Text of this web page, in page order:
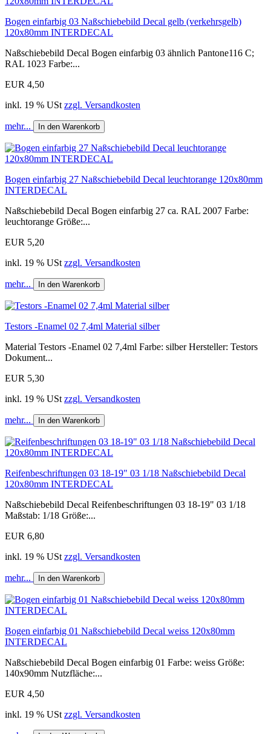
Bogen einfarbig 03 Naßschiebebild Decal gelb (verkehrsgelb)
120x80mm INTERDECAL
Naßschiebebild Decal Bogen einfarbig 03 ähnlich Pantone116 C;
RAL 1023 Farbe:...
EUR 4,50
inkl. 19 % USt zzgl. Versandkosten
mehr... In den Warenkorb
Bogen einfarbig 27 Naßschiebebild Decal leuchtorange 120x80mm
INTERDECAL
Naßschiebebild Decal Bogen einfarbig 27 ca. RAL 2007 Farbe:
leuchtorange Größe:...
EUR 5,20
inkl. 19 % USt zzgl. Versandkosten
mehr... In den Warenkorb
Testors -Enamel 02 7,4ml Material silber
Material Testors -Enamel 02 7,4ml Farbe: silber Hersteller: Testors
Dokument...
EUR 5,30
inkl. 19 % USt zzgl. Versandkosten
mehr... In den Warenkorb
Reifenbeschriftungen 03 18-19" 03 1/18 Naßschiebebild Decal
120x80mm INTERDECAL
Naßschiebebild Decal Reifenbeschriftungen 03 18-19" 03 1/18
Maßstab: 1/18 Größe:...
EUR 6,80
inkl. 19 % USt zzgl. Versandkosten
mehr... In den Warenkorb
Bogen einfarbig 01 Naßschiebebild Decal weiss 120x80mm
INTERDECAL
Naßschiebebild Decal Bogen einfarbig 01 Farbe: weiss Größe:
140x90mm Nutzfläche:...
EUR 4,50
inkl. 19 % USt zzgl. Versandkosten